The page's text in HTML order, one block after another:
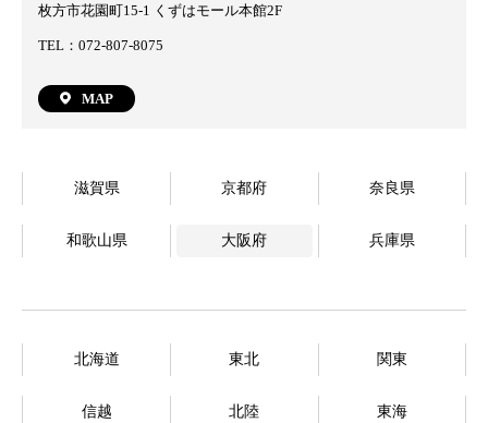
枚方市花園町15-1 くずはモール本館2F
TEL：072-807-8075
MAP
滋賀県 京都府 奈良県
和歌山県 大阪府 兵庫県
北海道 東北 関東
信越 北陸 東海